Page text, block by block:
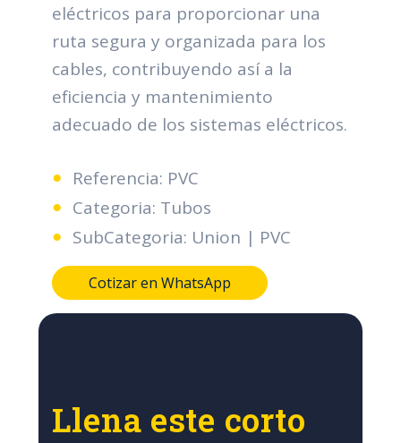
eléctricos para proporcionar una
ruta segura y organizada para los
cables, contribuyendo así a la
eficiencia y mantenimiento
adecuado de los sistemas eléctricos.
Referencia: PVC
Categoria: Tubos
SubCategoria: Union | PVC
Cotizar en WhatsApp
Llena este corto